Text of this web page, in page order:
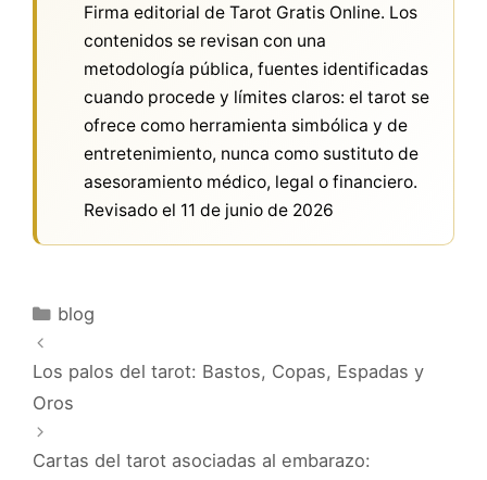
Firma editorial de Tarot Gratis Online. Los
contenidos se revisan con una
metodología pública, fuentes identificadas
cuando procede y límites claros: el tarot se
ofrece como herramienta simbólica y de
entretenimiento, nunca como sustituto de
asesoramiento médico, legal o financiero.
Revisado el 11 de junio de 2026
Categorías
blog
Los palos del tarot: Bastos, Copas, Espadas y
Oros
Cartas del tarot asociadas al embarazo: